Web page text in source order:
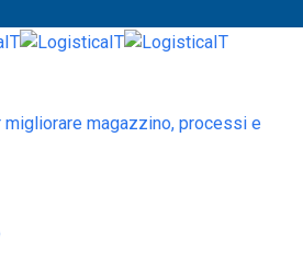
magazzino, processi e